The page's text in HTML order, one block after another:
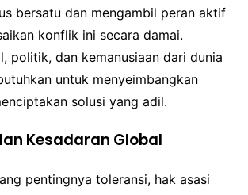
bersatu dan mengambil peran aktif
konflik ini secara damai.
politik, dan kemanusiaan dari dunia
untuk menyeimbangkan
solusi yang adil.
Kesadaran Global
pentingnya toleransi, hak asasi